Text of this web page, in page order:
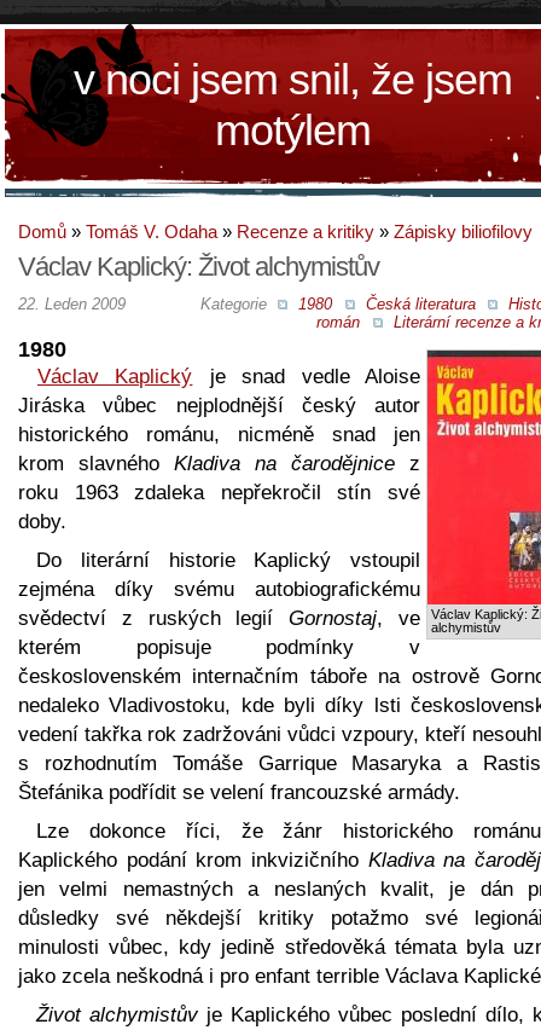
v noci jsem snil, že jsem
motýlem
Domů » Tomáš V. Odaha » Recenze a kritiky » Zápisky biliofilovy
Václav Kaplický: Život alchymistův
Kategorie 1980 Česká literatura
román
Literární recenze a
22. Leden 2009
Václav Kaplický:
alchymistův
1980
Václav Kaplický je snad vedle Aloise
Jiráska vůbec nejplodnější český autor
historického románu, nicméně snad jen
krom slavného Kladiva na čarodějnice z
roku 1963 zdaleka nepřekročil stín své
doby.
Do literární historie Kaplický vstoupil
zejména díky svému autobiografickému
svědectví z ruských legiíGornostaj, ve
kterém popisuje podmínky v
československém internačním táboře na ostrově
nedaleko Vladivostoku, kde byli díky lsti
vedení takřka rok zadržováni vůdci vzpoury, kteří
s rozhodnutím Tomáše Garrique Masaryka a
Štefánika podřídit se velení francouzské armády.
Lze dokonce říci, že žánr historického
Kaplického podání krom inkvizičního Kladiva na
jen velmi nemastných a neslaných kvalit, je dán
důsledky své někdejší kritiky potažmo své
minulosti vůbec, kdy jedině středověká témata byla
jako zcela neškodná i pro enfant terrible Václava
Život alchymistův je Kaplického vůbec poslední dílo,